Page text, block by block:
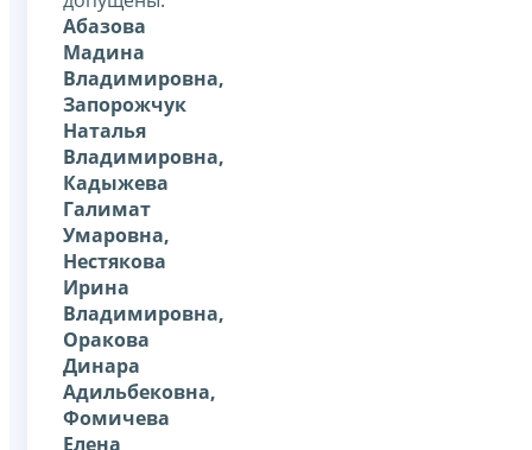
Абазова
Мадина
Владимировна,
Запорожчук
Наталья
Владимировна,
Кадыжева
Галимат
Умаровна,
Нестякова
Ирина
Владимировна,
Оракова
Динара
Адильбековна,
Фомичева
Елена